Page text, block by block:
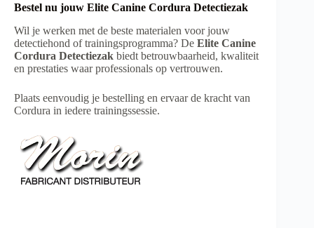
Bestel nu jouw Elite Canine Cordura Detectiezak
Wil je werken met de beste materialen voor jouw
detectiehond of trainingsprogramma? De Elite Canine
Cordura Detectiezak biedt betrouwbaarheid, kwaliteit
en prestaties waar professionals op vertrouwen.
Plaats eenvoudig je bestelling en ervaar de kracht van
Cordura in iedere trainingssessie.